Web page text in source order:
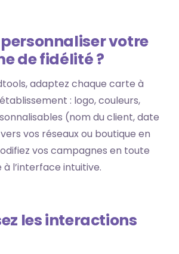
votre
de fidélité ?
adaptez chaque carte à
: logo, couleurs,
(nom du client, date
vos réseaux ou boutique en
vos campagnes en toute
l’interface intuitive.
les interactions